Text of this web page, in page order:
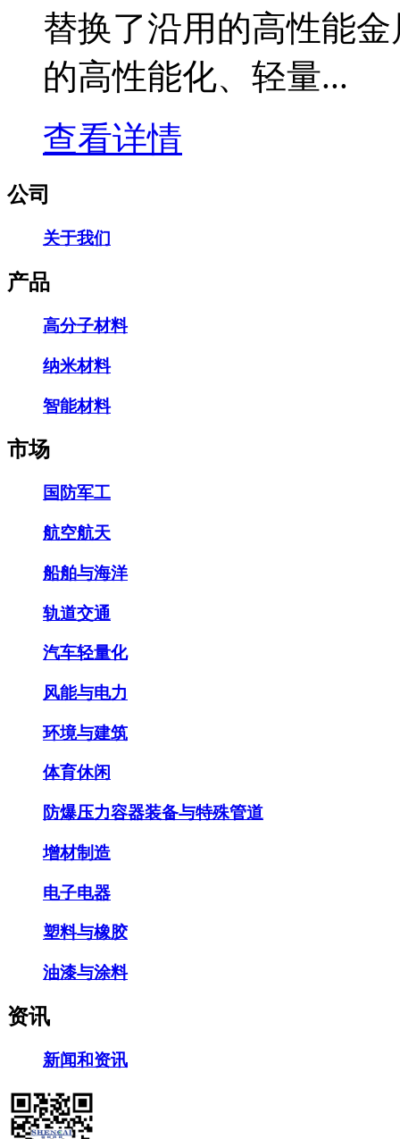
替换了沿用的高性能
的高性能化、轻量...
查看详情
公司
关于我们
产品
高分子材料
纳米材料
智能材料
市场
国防军工
航空航天
船舶与海洋
轨道交通
汽车轻量化
风能与电力
环境与建筑
体育休闲
防爆压力容器装备与特殊管道
增材制造
电子电器
塑料与橡胶
油漆与涂料
资讯
新闻和资讯